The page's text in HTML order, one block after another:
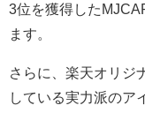
3位を獲得した
ます。
さらに、楽天オリジ
している実力派のア